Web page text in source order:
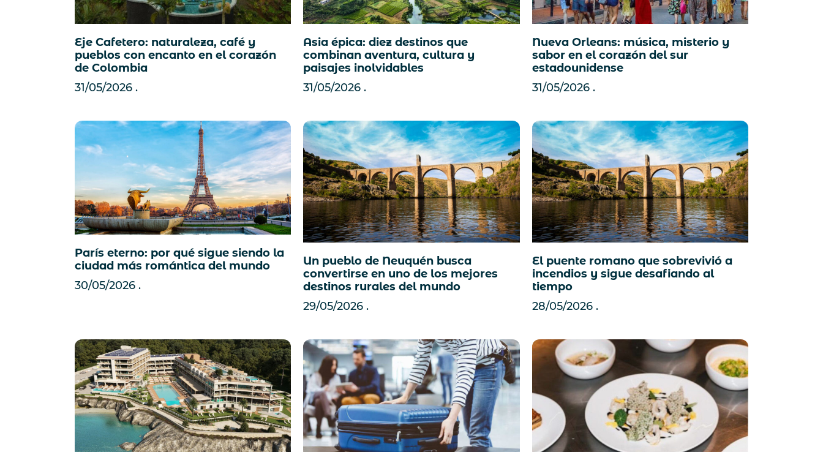
Eje Cafetero: naturaleza, café y
pueblos con encanto en el corazón
de Colombia
31/05/2026
Asia épica: diez destinos que
combinan aventura, cultura y
paisajes inolvidables
31/05/2026
Nueva Orleans: música, misterio y
sabor en el corazón del sur
estadounidense
31/05/2026
París eterno: por qué sigue siendo la
ciudad más romántica del mundo
30/05/2026
Un pueblo de Neuquén busca
convertirse en uno de los mejores
destinos rurales del mundo
29/05/2026
El puente romano que sobrevivió a
incendios y sigue desafiando al
tiempo
28/05/2026